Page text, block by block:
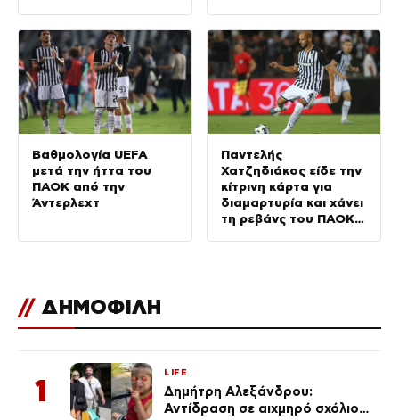
Βαθμολογία UEFA
μετά την ήττα του
ΠΑΟΚ από την
Άντερλεχτ
Παντελής
Χατζηδιάκος είδε την
κίτρινη κάρτα για
διαμαρτυρία και χάνει
τη ρεβάνς του ΠΑΟΚ
// ΔΗΜΟΦΙΛΗ
1
LIFE
Δημήτρη Αλεξάνδρου:
Αντίδραση σε αιχμηρό σχόλιο